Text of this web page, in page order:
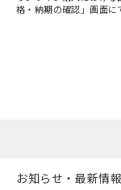
格・納期の確認」画面に
お知らせ・最新情報